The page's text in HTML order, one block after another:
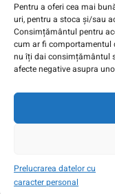
Pentru a oferi cea mai
uri, pentru a stoca și/sau
Consimțământul pentru
cum ar fi comportamentul
nu îți dai consimțământul
afecte negative asupra
Prelucrarea datelor cu
caracter personal
Magazin
Copyright © 2025